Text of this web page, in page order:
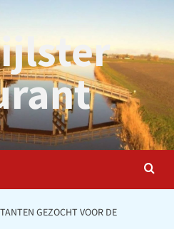
GEZOCHT VOOR DE